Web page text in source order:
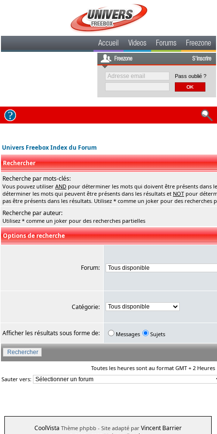
Accueil Videos Forums Freezone
Freezone S'inscrire
Pass oublié ?
Univers Freebox Index du Forum
Rechercher
Recherche par mots-clés:
Vous pouvez utiliser AND pour déterminer les mots qui doivent être présents dans
déterminer les mots qui peuvent être présents dans les résultats et NOT pour
pas être présents dans les résultats. Utilisez * comme un joker pour des recherches
Recherche par auteur:
Utilisez * comme un joker pour des recherches partielles
Options de recherche
Forum:
Catégorie:
Afficher les résultats sous forme de: Messages Sujets
Toutes les heures sont au format GMT + 2 Heures
Sauter vers:
CoolVista Thème phpbb - Site adapté par Vincent Barrier